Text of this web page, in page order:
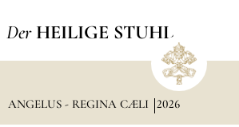
Der HEILIGE STUHL
ANGELUS - REGINA CÆLI 2026